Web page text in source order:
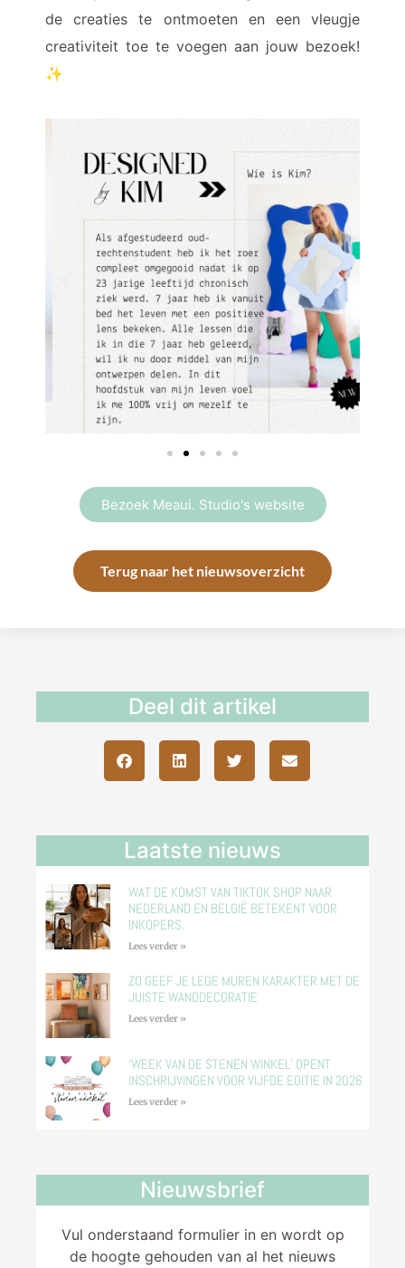
de creaties te ontmoeten en een vleugje
creativiteit toe te voegen aan jouw bezoek!
✨
Bezoek Meaui. Studio's website
Terug naar het nieuwsoverzicht
Deel dit artikel
Laatste nieuws
WAT DE KOMST VAN TIKTOK SHOP NAAR
NEDERLAND EN BELGIË BETEKENT VOOR
INKOPERS.
Lees verder »
ZO GEEF JE LEGE MUREN KARAKTER MET DE
JUISTE WANDDECORATIE
Lees verder »
‘WEEK VAN DE STENEN WINKEL’ OPENT
INSCHRIJVINGEN VOOR VIJFDE EDITIE IN 2026
Lees verder »
Nieuwsbrief
Vul onderstaand formulier in en wordt op
de hoogte gehouden van al het nieuws